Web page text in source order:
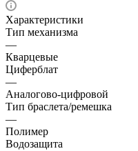
Характеристики
Тип механизма
—
Кварцевые
Циферблат
—
Аналогово-цифровой
Тип браслета/ремешка
—
Полимер
Водозащита